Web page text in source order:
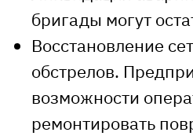
бригады могут
Восстановление
обстрелов.
возможности
ремонтировать